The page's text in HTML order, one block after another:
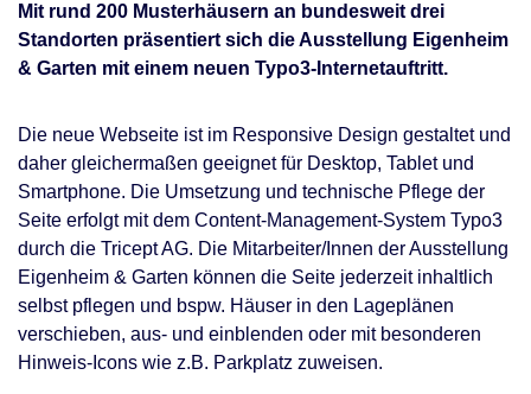
Mit rund 200 Musterhäusern an bundesweit drei
Standorten präsentiert sich die Ausstellung Eigenheim
& Garten mit einem neuen Typo3-Internetauftritt.
Die neue Webseite ist im Responsive Design gestaltet und
daher gleichermaßen geeignet für Desktop, Tablet und
Smartphone. Die Umsetzung und technische Pflege der
Seite erfolgt mit dem Content-Management-System Typo3
durch die Tricept AG. Die Mitarbeiter/Innen der Ausstellung
Eigenheim & Garten können die Seite jederzeit inhaltlich
selbst pflegen und bspw. Häuser in den Lageplänen
verschieben, aus- und einblenden oder mit besonderen
Hinweis-Icons wie z.B. Parkplatz zuweisen.